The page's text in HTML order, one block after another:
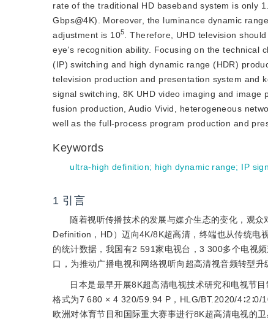
rate of the traditional HD baseband system is only
Gbps@4K). Moreover, the luminance dynamic
adjustment is 105 . Therefore, UHD television
eye's recognition ability. Focusing on the technical
(IP) switching and high dynamic range (HDR)
television production and presentation system and
signal switching, 8K UHD video imaging and
fusion production, Audio Vivid, heterogeneous
well as the full-process program production and
Keywords
ultra-high definition; high dynamic range; IP
1 引言
随着视听传播技术的发展与媒介生态的变化，观
Definition，HD）迈向4K/8K超高清，终端也从传统电
的统计数据，我国有2 591家电视台，3 300多个电视
口，为推动广播电视和网络视听向超高清视音频转型
日本是最早开展8K超高清电视技术研究和电视节
格式为7 680 × 4 320/59.94 P，HLG/BT.2020/4∶2∶0/
欧洲对体育节目和国际重大赛事进行8K超高清电视的